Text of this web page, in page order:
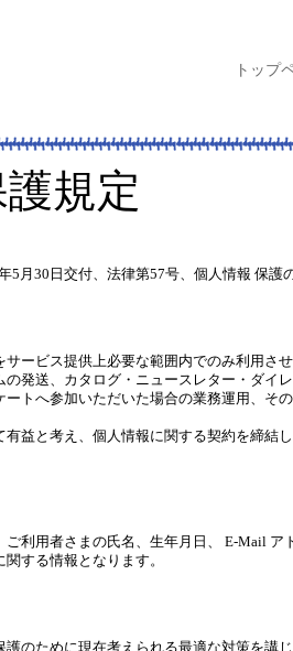
トップ
規定
5月30日交付、法律第57号、個人情報 保
ービス提供上必要な範囲内でのみ利用させ
発送、カタログ・ニュースレター・ダ
トへ参加いただいた場合の業務運用、そ
益と考え、個人情報に関する契約を締結
利用者さまの氏名、生年月日、 E-Mail
する情報となります。
のために現在考えられる最適な対策を講